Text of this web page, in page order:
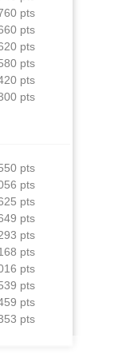
06/08
06/08
de
pts
pts
pts
pts
pts
pts
pts
pts
pts
pts
pts
pts
pts
pts
pts
pts